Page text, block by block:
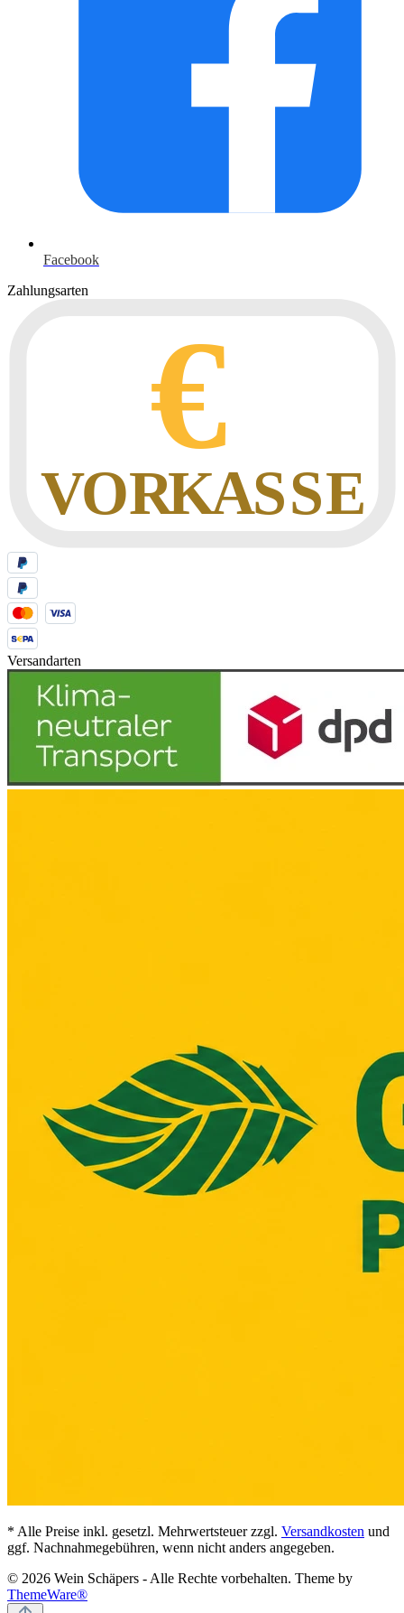
Facebook
Zahlungsarten
Versandarten
* Alle Preise inkl. gesetzl. Mehrwertsteuer zzgl. Versandkosten und
ggf. Nachnahmegebühren, wenn nicht anders angegeben.
© 2026 Wein Schäpers - Alle Rechte vorbehalten. Theme by
ThemeWare®